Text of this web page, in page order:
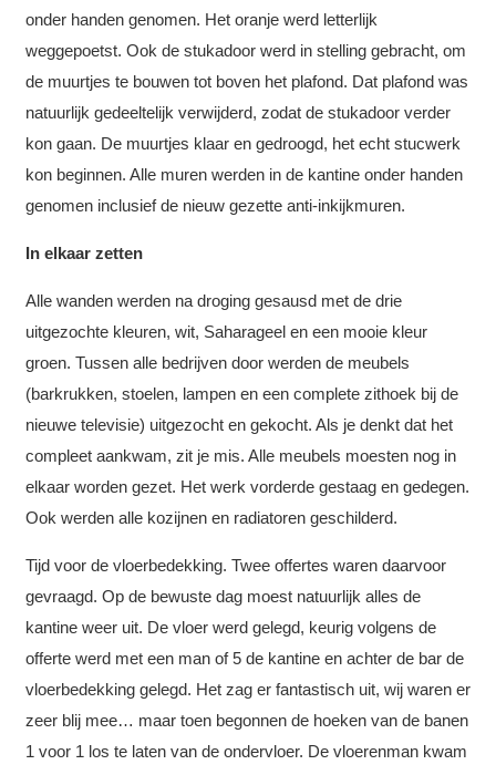
onder handen genomen. Het oranje werd letterlijk
weggepoetst. Ook de stukadoor werd in stelling gebracht, om
de muurtjes te bouwen tot boven het plafond. Dat plafond was
natuurlijk gedeeltelijk verwijderd, zodat de stukadoor verder
kon gaan. De muurtjes klaar en gedroogd, het echt stucwerk
kon beginnen. Alle muren werden in de kantine onder handen
genomen inclusief de nieuw gezette anti-inkijkmuren.
In elkaar zetten
Alle wanden werden na droging gesausd met de drie
uitgezochte kleuren, wit, Saharageel en een mooie kleur
groen. Tussen alle bedrijven door werden de meubels
(barkrukken, stoelen, lampen en een complete zithoek bij de
nieuwe televisie) uitgezocht en gekocht. Als je denkt dat het
compleet aankwam, zit je mis. Alle meubels moesten nog in
elkaar worden gezet. Het werk vorderde gestaag en gedegen.
Ook werden alle kozijnen en radiatoren geschilderd.
Tijd voor de vloerbedekking. Twee offertes waren daarvoor
gevraagd. Op de bewuste dag moest natuurlijk alles de
kantine weer uit. De vloer werd gelegd, keurig volgens de
offerte werd met een man of 5 de kantine en achter de bar de
vloerbedekking gelegd. Het zag er fantastisch uit, wij waren er
zeer blij mee… maar toen begonnen de hoeken van de banen
1 voor 1 los te laten van de ondervloer. De vloerenman kwam